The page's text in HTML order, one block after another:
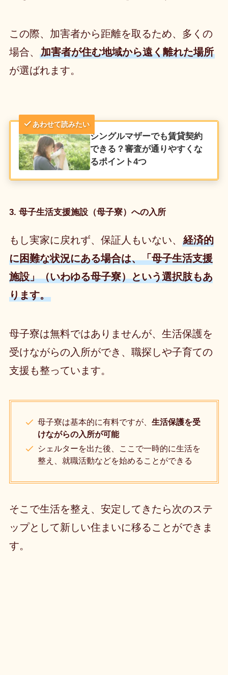
この際、加害者から距離を取るため、多くの
場合、 加害者が住む地域から遠く離れた場所
が選ばれます。
あわせて読みたい
シングルマザーでも賃貸契約
できる？審査が通りやすくな
るポイント4つ
3. 母子生活支援施設（母子寮）への入所
もし実家に戻れず、保証人もいない、 経済的
に困難な状況にある場合は、「母子生活支援
施設」（いわゆる母子寮）という選択肢もあ
ります。
母子寮は無料ではありませんが、生活保護を
受けながらの入所ができ、職探しや子育ての
支援も整っています。
母子寮は基本的に有料ですが、 生活保護を受
けながらの入所が可能
シェルターを出た後、ここで一時的に生活を
整え、就職活動などを始めることができる
そこで生活を整え、安定してきたら次のステ
ップとして新しい住まいに移ることができま
す。